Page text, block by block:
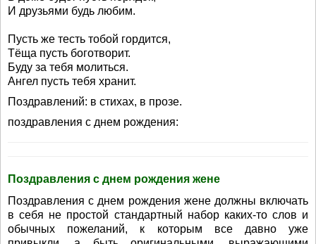
И друзьями будь любим.
Пусть же тесть тобой гордится,
Тёща пусть боготворит.
Буду за тебя молиться.
Ангел пусть тебя хранит.
Поздравлений: в стихах, в прозе.
поздравления с днем рождения:
Поздравления с днем рождения жене
Поздравления с днем рождения жене должны включать
в себя не простой стандартный набор каких-то слов и
обычных пожеланий, к которым все давно уже